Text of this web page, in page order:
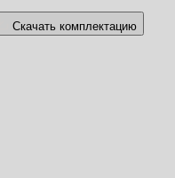
Скачать комплектацию